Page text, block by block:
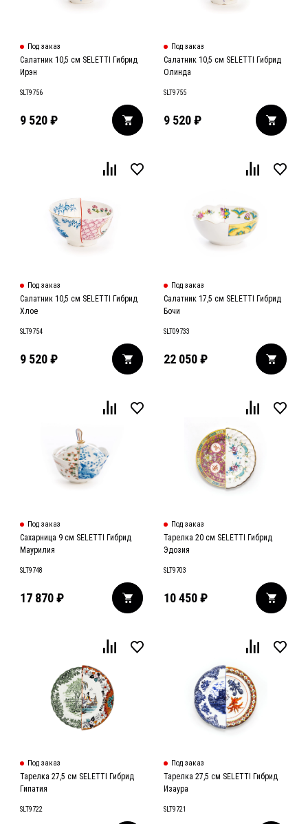
Под заказ
Салатник 10,5 см SELETTI Гибрид
Ирэн
SLT9756
9 520₽
Под заказ
Салатник 10,5 см SELETTI Гибрид
Олинда
SLT9755
9 520 ₽
Под заказ
Салатник 10,5 см SELETTI Гибрид
Хлое
SLT9754
9 520₽
Под заказ
Салатник 17,5 см SELETTI Гибрид
Бочи
SLT09733
22 050 ₽
Под заказ
Сахарница 9 см SELETTI Гибрид
Маурилия
SLT9748
17 870₽
Под заказ
Тарелка 20 см SELETTI Гибрид
Эдозия
SLT9703
10 450 ₽
Под заказ
Тарелка 27,5 см SELETTI Гибрид
Гипатия
SLT9722
Под заказ
Тарелка 27,5 см SELETTI Гибрид
Изаура
SLT9721